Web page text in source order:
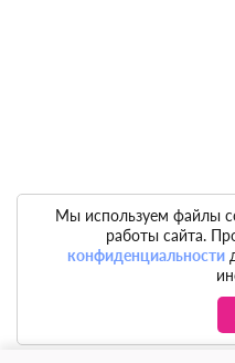
Мы используем файлы
работы сайта.
конфиденциальности